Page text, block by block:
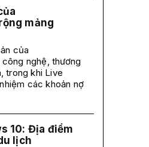
mảng
của
nghệ, thương
trong khi Live
các khoản nợ
10: Địa điểm
lịch